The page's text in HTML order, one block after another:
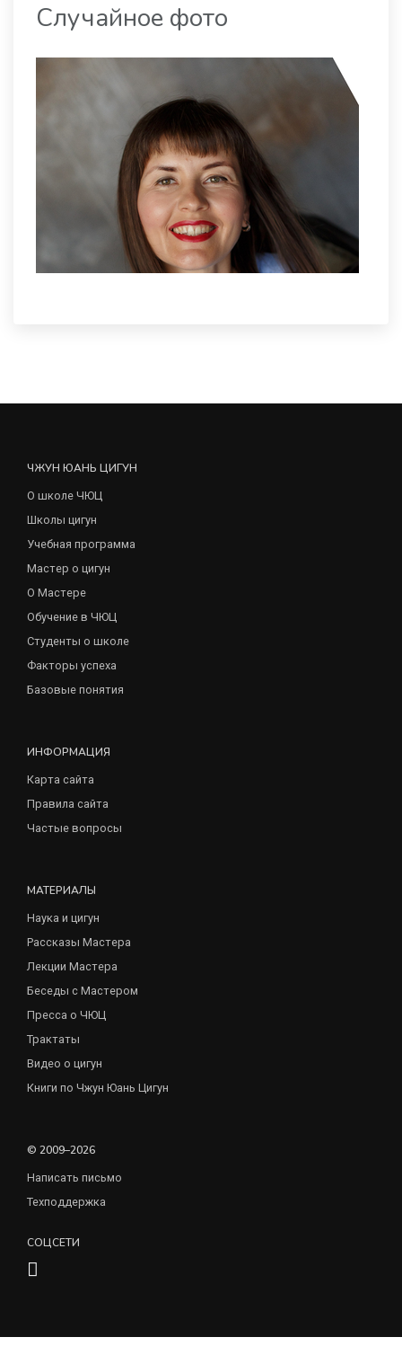
Случайное фото
ЧЖУН ЮАНЬ ЦИГУН
О школе ЧЮЦ
Школы цигун
Учебная программа
Мастер о цигун
О Мастере
Обучение в ЧЮЦ
Студенты о школе
Факторы успеха
Базовые понятия
ИНФОРМАЦИЯ
Карта сайта
Правила сайта
Частые вопросы
МАТЕРИАЛЫ
Наука и цигун
Рассказы Мастера
Лекции Мастера
Беседы с Мастером
Пресса о ЧЮЦ
Трактаты
Видео о цигун
Книги по Чжун Юань Цигун
© 2009–2026
Написать письмо
Техподдержка
СОЦСЕТИ